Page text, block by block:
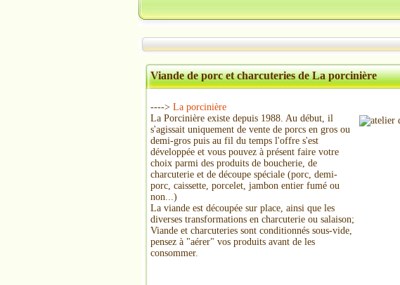
Viande de porc et charcuteries de La porcinière
----> La porcinière
La Porcinière existe depuis 1988. Au début, il
s'agissait uniquement de vente de porcs en gros ou
demi-gros puis au fil du temps l'offre s'est
développée et vous pouvez à présent faire votre
choix parmi des produits de boucherie, de
charcuterie et de découpe spéciale (porc, demi-
porc, caissette, porcelet, jambon entier fumé ou
non...)
La viande est découpée sur place, ainsi que les
diverses transformations en charcuterie ou salaison;
Viande et charcuteries sont conditionnés sous-vide,
pensez à "aérer" vos produits avant de les
consommer.